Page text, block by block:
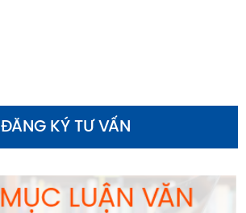
ĐĂNG KÝ TƯ VẤN